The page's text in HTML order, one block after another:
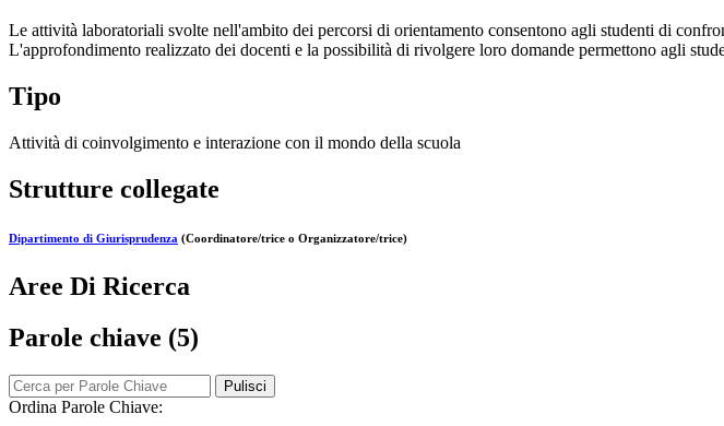
Le attività laboratoriali svolte nell'ambito dei percorsi di orientamento consentono agli studenti di
L'approfondimento realizzato dei docenti e la possibilità di rivolgere loro domande permettono agli
Tipo
Attività di coinvolgimento e interazione con il mondo della scuola
Strutture collegate
Dipartimento di Giurisprudenza (Coordinatore/trice o Organizzatore/trice)
Aree Di Ricerca
Parole chiave (5)
Pulisci
Ordina Parole Chiave: